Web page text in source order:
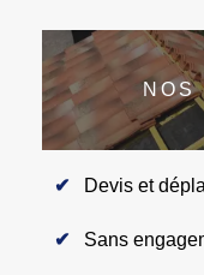
NOS
Devis et
Sans